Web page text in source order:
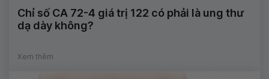
Chỉ số CA 72-4 giá trị 122 có phải là ung thư
dạ dày không?
Xem thêm